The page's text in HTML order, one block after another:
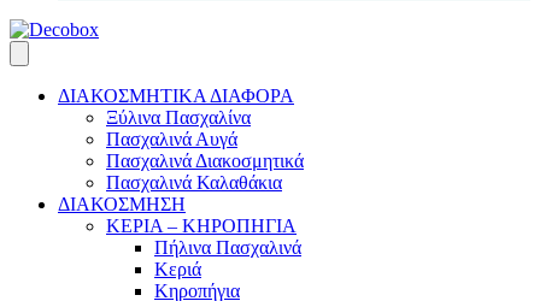
ΔΙΑΚΟΣΜΗΤΙΚΑ ΔΙΑΦΟΡΑ
Ξύλινα Πασχαλίνα
Πασχαλινά Αυγά
Πασχαλινά Διακοσμητικά
Πασχαλινά Καλαθάκια
ΔΙΑΚΟΣΜΗΣΗ
ΚΕΡΙΑ – ΚΗΡΟΠΗΓΙΑ
Πήλινα Πασχαλινά
Κεριά
Κηροπήγια